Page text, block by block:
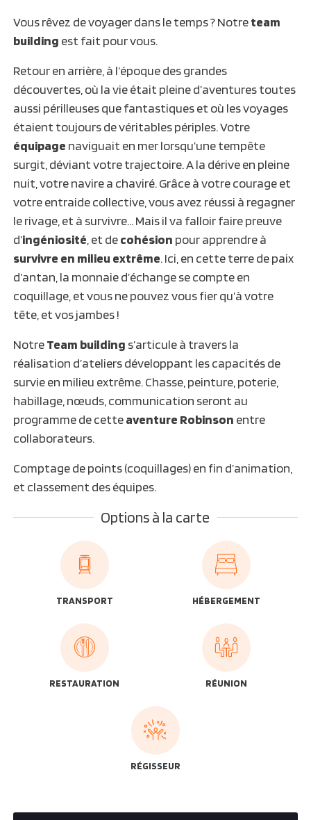
Vous rêvez de voyager dans le temps ? Notreteam
building est fait pour vous.
Retour en arrière, à l’époque des grandes
découvertes, où la vie était pleine d’aventures toutes
aussi périlleuses que fantastiques et où les voyages
étaient toujours de véritables périples. Votre
équipage naviguait en mer lorsqu’une tempête
surgit, déviant votre trajectoire. A la dérive en pleine
nuit, votre navire a chaviré. Grâce à votre courage et
votre entraide collective, vous avez réussi à regagner
le rivage, et à survivre… Mais il va falloir faire preuve
d’ingéniosité , et decohésion pour apprendre à
survivre en milieu extrême. Ici, en cette terre de paix
d’antan, la monnaie d’échange se compte en
coquillage, et vous ne pouvez vous fier qu’à votre
tête, et vos jambes !
NotreTeam building s’articule à travers la
réalisation d’ateliers développant les capacités de
survie en milieu extrême. Chasse, peinture, poterie,
habillage, nœuds, communication seront au
programme de cetteaventure Robinson entre
collaborateurs.
Comptage de points (coquillages) en fin d’animation,
et classement des équipes.
Options à la carte
TRANSPORT HÉBERGEMENT
RESTAURATION RÉUNION
RÉGISSEUR